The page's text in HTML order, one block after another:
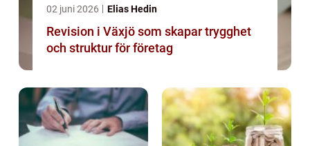
02 juni 2026 Elias Hedin
Revision i Växjö som skapar trygghet
och struktur för företag